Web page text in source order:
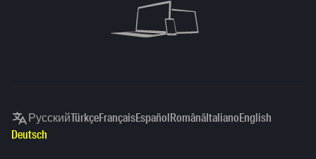
РусскийTürkçeFrançaisEspañolRomânăItalianoEnglish
Deutsch